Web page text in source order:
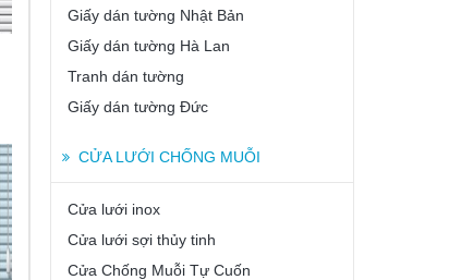
Giấy dán tường Nhật Bản
Giấy dán tường Hà Lan
Tranh dán tường
Giấy dán tường Đức
CỬA LƯỚI CHỐNG MUỖI
Cửa lưới inox
Cửa lưới sợi thủy tinh
Cửa Chống Muỗi Tự Cuốn